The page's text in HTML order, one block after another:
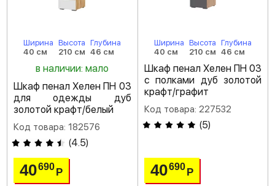
Ширина
40 см
Высота
210 см
Глубина
46 см
в наличии: мало
Шкаф пенал Хелен ПН 03
для одежды дуб
золотой крафт/белый
Код товара: 182576
(4.5)
40690Р
Ширина
40 см
Высота
210 см
Глубина
46 см
Шкаф пенал Хелен ПН 03
с полками дуб золотой
крафт/графит
Код товара: 227532
(5)
40690 Р